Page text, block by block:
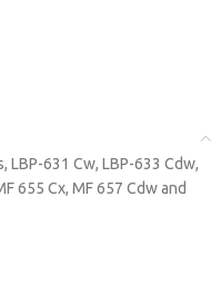
LBP-631 Cw, LBP-633 Cdw,
655 Cx, MF 657 Cdw and